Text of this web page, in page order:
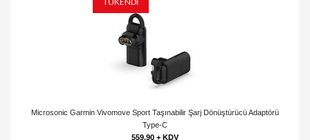
Microsonic Garmin Vivomove Sport Taşınabilir Şarj Dönüştürücü Adaptörü
Type-C
559,90 + KDV